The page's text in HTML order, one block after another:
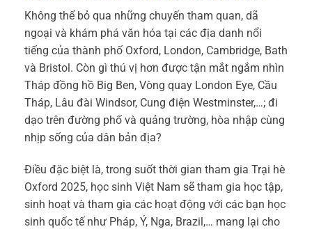
Không thể bỏ qua những chuyến tham quan, dã
ngoại và khám phá văn hóa tại các địa danh nổi
tiếng của thành phố Oxford, London, Cambridge, Bath
và Bristol. Còn gì thú vị hơn được tận mắt ngắm nhìn
Tháp đồng hồ Big Ben, Vòng quay London Eye, Cầu
Tháp, Lâu đài Windsor, Cung điện Westminster,…; đi
dạo trên đường phố và quảng trường, hòa nhập cùng
nhịp sống của dân bản địa?
Điều đặc biệt là, trong suốt thời gian tham gia Trại hè
Oxford 2025, học sinh Việt Nam sẽ tham gia học tập,
sinh hoạt và tham gia các hoạt động với các bạn học
sinh quốc tế như Pháp, Ý, Nga, Brazil,… mang lại cho